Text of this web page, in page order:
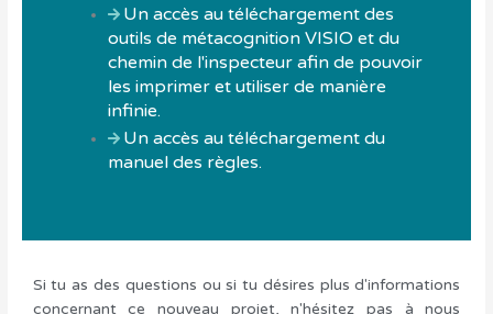
Un accès au téléchargement des
outils de métacognition VISIO et du
chemin de l'inspecteur afin de pouvoir
les imprimer et utiliser de manière
infinie.
Un accès au téléchargement du
manuel des règles.
Si tu as des questions ou si tu désires plus d'informations
concernant ce nouveau projet, n'hésitez pas à nous